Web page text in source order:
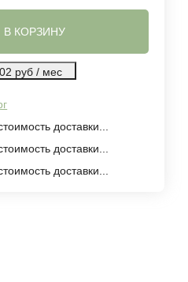
В КОРЗИНУ
руб / мес
доставки...
доставки...
доставки...